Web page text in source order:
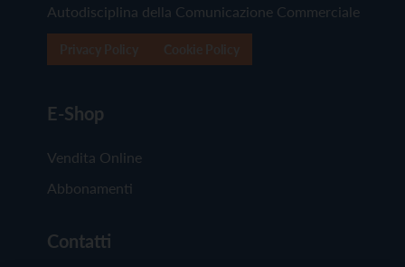
Autodisciplina della Comunicazione Commerciale
E-Shop
Vendita Online
Abbonamenti
Contatti